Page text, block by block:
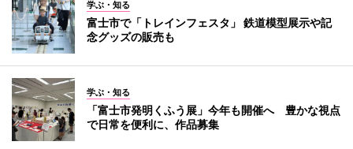
学ぶ・知る
富士市で「トレインフェスタ」 鉄道模型展示や記
念グッズの販売も
学ぶ・知る
「富士市発明くふう展」今年も開催へ 豊かな視点
で日常を便利に、作品募集